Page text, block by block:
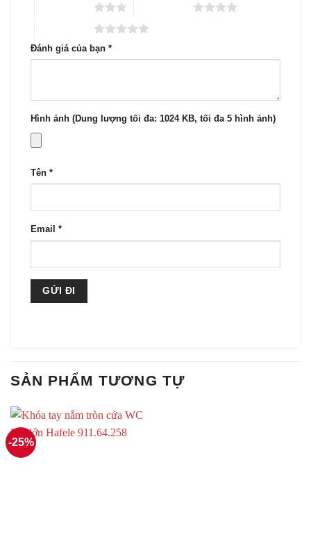
Đánh giá của bạn *
Hình ảnh (Dung lượng tối đa: 1024 KB, tối đa 5 hình ảnh)
Tên *
Email *
SẢN PHẨM TƯƠNG TỰ
-25%